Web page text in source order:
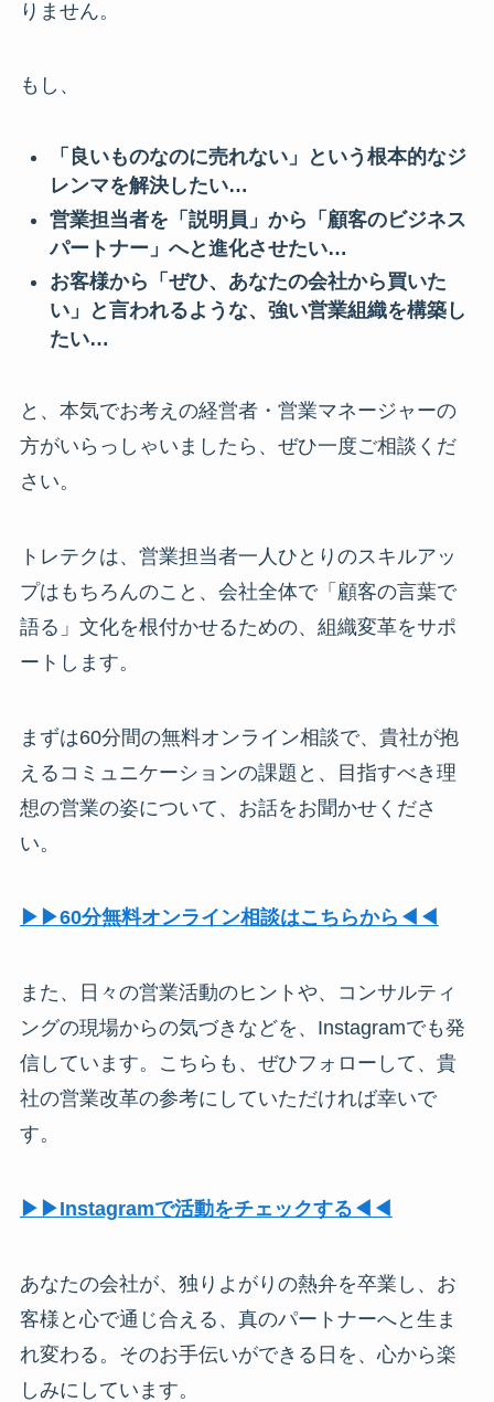
りません。
もし、
「良いものなのに売れない」という根本的なジ
レンマを解決したい…
営業担当者を「説明員」から「顧客のビジネス
パートナー」へと進化させたい…
お客様から「ぜひ、あなたの会社から買いた
い」と言われるような、強い営業組織を構築し
たい…
と、本気でお考えの経営者・営業マネージャーの
方がいらっしゃいましたら、ぜひ一度ご相談くだ
さい。
トレテクは、営業担当者一人ひとりのスキルアッ
プはもちろんのこと、会社全体で「顧客の言葉で
語る」文化を根付かせるための、組織変革をサポ
ートします。
まずは60分間の無料オンライン相談で、貴社が抱
えるコミュニケーションの課題と、目指すべき理
想の営業の姿について、お話をお聞かせくださ
い。
▶︎▶︎60分無料オンライン相談はこちらから◀︎◀︎
また、日々の営業活動のヒントや、コンサルティ
ングの現場からの気づきなどを、Instagramでも発
信しています。こちらも、ぜひフォローして、貴
社の営業改革の参考にしていただければ幸いで
す。
▶︎▶︎Instagramで活動をチェックする◀︎◀︎
あなたの会社が、独りよがりの熱弁を卒業し、お
客様と心で通じ合える、真のパートナーへと生ま
れ変わる。そのお手伝いができる日を、心から楽
しみにしています。